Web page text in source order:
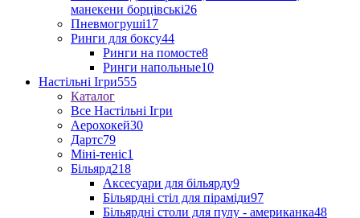
манекени борцівські26
Пневмогруші17
Ринги для боксу44
Ринги на помосте8
Ринги напольные10
Настільні Ігри555
Каталог
Все Настільні Ігри
Аерохокей30
Дартс79
Міні-теніс1
Більярд218
Аксесуари для більярду9
Більярдні стіл для піраміди97
Більярдні столи для пулу - американка48